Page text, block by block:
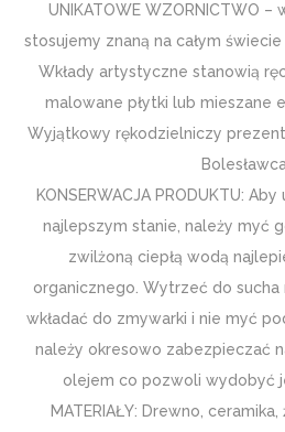
UNIKATOWE WZORNICTWO
stosujemy znaną na całym
Wkłady artystyczne stanowią
malowane płytki lub mieszane
Wyjątkowy rękodzielniczy
KONSERWACJA PRODUKTU:
najlepszym stanie, należy myć
zwilżoną ciepłą wodą
organicznego. Wytrzeć do sucha
wkładać do zmywarki i nie myć
należy okresowo zabezpieczać
olejem co pozwoli wydobyć
MATERIAŁY: Drewno,